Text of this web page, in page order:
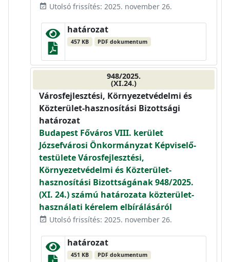
event_available Utolsó frissítés: 2025. november 26.
határozat
457 KB PDF dokumentum
948/2025.
(XI.24.)
Városfejlesztési, Környezetvédelmi és
Közterület-hasznosítási Bizottsági
határozat
Budapest Főváros VIII. kerület
Józsefvárosi Önkormányzat Képviselő-
testülete Városfejlesztési,
Környezetvédelmi és Közterület-
hasznosítási Bizottságának 948/2025.
(XI. 24.) számú határozata közterület-
használati kérelem elbírálásáról
event_available Utolsó frissítés: 2025. november 26.
határozat
451 KB PDF dokumentum